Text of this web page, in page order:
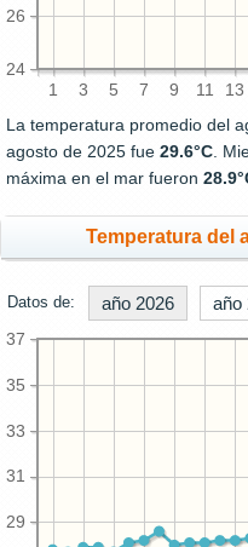
1 3 5 7 9 11 13
24
26
La temperatura promedio del
agosto de 2025 fue 29.6°C.
máxima en el mar fueron
Temperatura del
Datos de: año 2026 año
29
31
33
35
37